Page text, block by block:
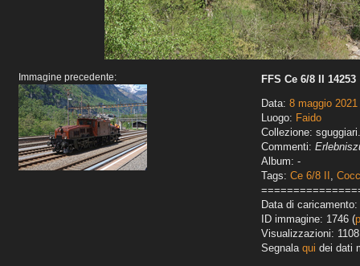
Immagine precedente:
FFS Ce 6/8 II 14253
Data: 8 maggio 2021
Luogo: Faido
Collezione:
Commenti:
Album: -
Tags: Ce 6/8 II ,
Data di
ID immagine: 1746 (
Visualizzazioni: 1108
Segnala qui dei dati